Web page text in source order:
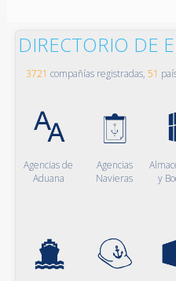
DIRECTORIO DE
3721 compañías registradas, 51
Agencias de
Aduana
Agencias
Navieras
y